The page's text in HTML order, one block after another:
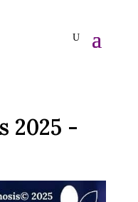
2025 -